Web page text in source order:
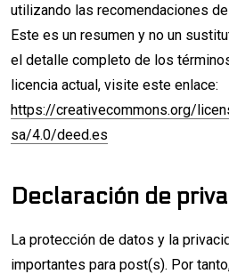
utilizando las recomendaciones
Este es un resumen y no un
el detalle completo de los
licencia actual, visite este enlace:
https://creativecommons.org/
sa/4.0/deed.es
Declaración de
La protección de datos y la
importantes para post(s). Por